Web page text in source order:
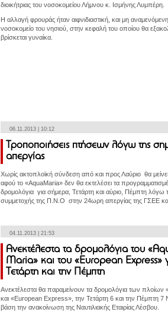
διοικήτριας του νοσοκομείου Λήμνου κ. Ισμήνης Λυμπέρη.
Η αλλαγή φρουράς ήταν αιφνιδιαστική, και μη
νοσοκομείο του νησιού, στην κεφαλή του οποίου θα
βρίσκεται γυναίκα.
06.11.2013 | 10:12
Τροποποιήσεις πτήσεων λόγω της
απεργίας
Χωρίς ακτοπλοϊκή σύνδεση από και προς Λαύριο θα
αφού το «AquaMaria» δεν θα εκτελέσει τα
δρομολόγια για σήμερα, Τετάρτη και αύριο, Πέμπτη λόγω
συμμετοχής της Π.Ν.Ο στην 24ωρη απεργίας της ΓΣΕΕ
04.11.2013 | 21:53
Ανεκτέλεστα τα δρομολόγια του
Maria» και του «European Express»
Τετάρτη και την Πέμπτη
Ανεκτέλεστα θα παραμείνουν τα δρομολόγια των πλοίων
και «European Express», την Τετάρτη 6 και την Πέμπτη 7
βάση την ανακοίνωση της Ναυτιλιακής Εταιρίας Λέσβου.